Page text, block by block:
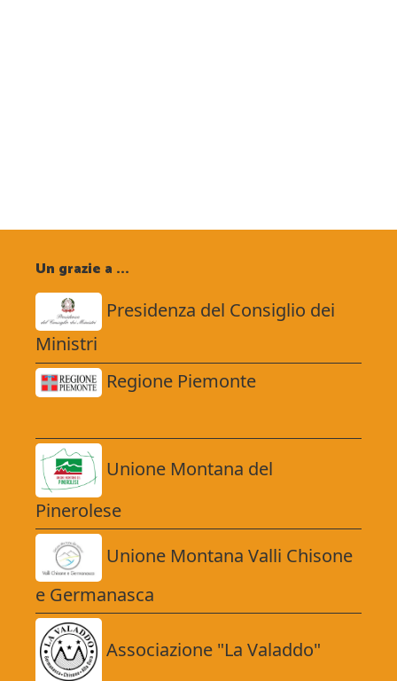
Un grazie a ...
Presidenza del Consiglio dei
Ministri
Regione Piemonte
Unione Montana del
Pinerolese
Unione Montana Valli Chisone
e Germanasca
Associazione "La Valaddo"